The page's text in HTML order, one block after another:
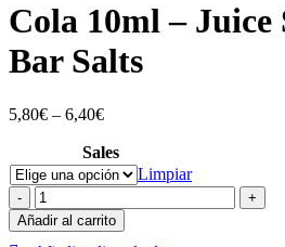
Cola 10ml –
Bar Salts
5,80€ – 6,40€
Sales
Limpiar
-
Cola
10ml
-
+
Añadir al carrito